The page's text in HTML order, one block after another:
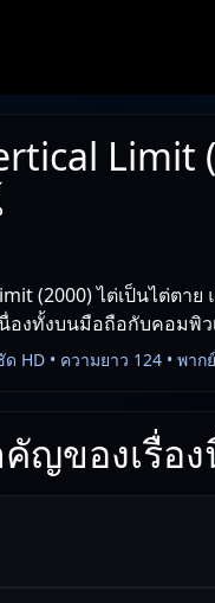
Limit
(2000) ไต่เป็นไต่ตา
องทั้งบนมือถือกับคอมพิว
HD • ความยาว 124 • พาก
ญของเรื่อ